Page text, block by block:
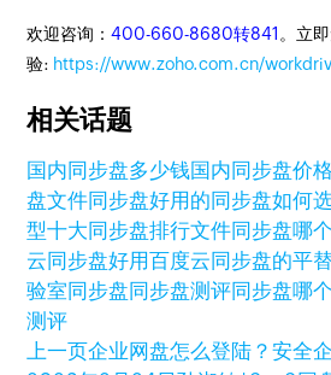
欢迎咨询：400-660-8680转841 。立
验: https://www.zoho.com.cn/
相关话题
国内同步盘多少钱国内同步盘价
盘文件同步盘好用的同步盘如何
型十大同步盘排行文件同步盘哪
云同步盘好用百度云同步盘的平
验室同步盘同步盘测评同步盘哪
测评
上一页企业网盘怎么登陆？安全